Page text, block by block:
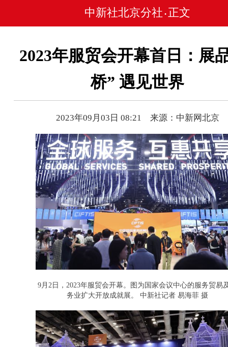
中新社北京分社 • 正文
2023年服贸会开幕首日：展
桥” 遇见世界
2023年09月03日 08:21 来源：中新网北京
9月2日，2023年服贸会开幕。图为国家会议中心的服务贸易
务业扩大开放成就展。 中新社记者 易海菲 摄